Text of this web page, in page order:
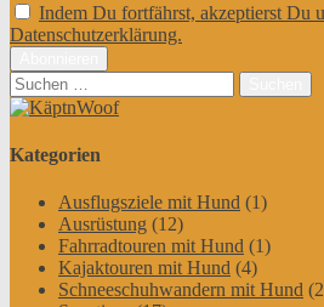
Indem Du fortfährst, akzeptierst Du
Datenschutzerklärung.
Suchen
nach:
Kategorien
Ausflugsziele mit Hund (1)
Ausrüstung (12)
Fahrradtouren mit Hund (1)
Kajaktouren mit Hund (4)
Schneeschuhwandern mit Hund